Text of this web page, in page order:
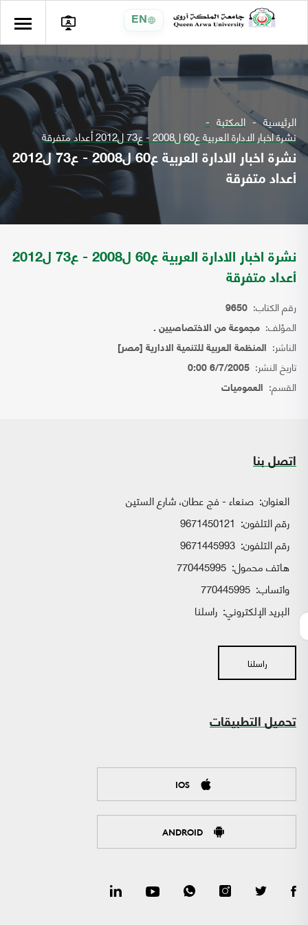
EN
الرئيسية المكتبة
نشرة اخبار الادارة العربية ع60 ل2008 - ع73 ل2012 أعداد متفرقة
نشرة اخبار الادارة العربية ع60 ل2008 - ع73 ل2012
أعداد متفرقة
نشرة اخبار الادارة العربية ع60 ل2008 - ع73 ل2012
أعداد متفرقة
رقم الكتاب: 9650
المؤلف: مجموعة من الاختصاصيين .
الناشر: المنظمة العربية للتنمية الادارية [مصر]
تاريخ النشر: 6/7/2005 0:00
القسم: العموميات
اتصل بنا
العنوان: صنعاء - فج عطان، شارع الستين
رقم التلفون: 9671450121
رقم التلفون: 9671445993
هاتف محمول: 770445995
واتساب:
البريد الإلكتروني: راسلنا
راسلنا
تحميل التطبيقات
IOS
ANDROID